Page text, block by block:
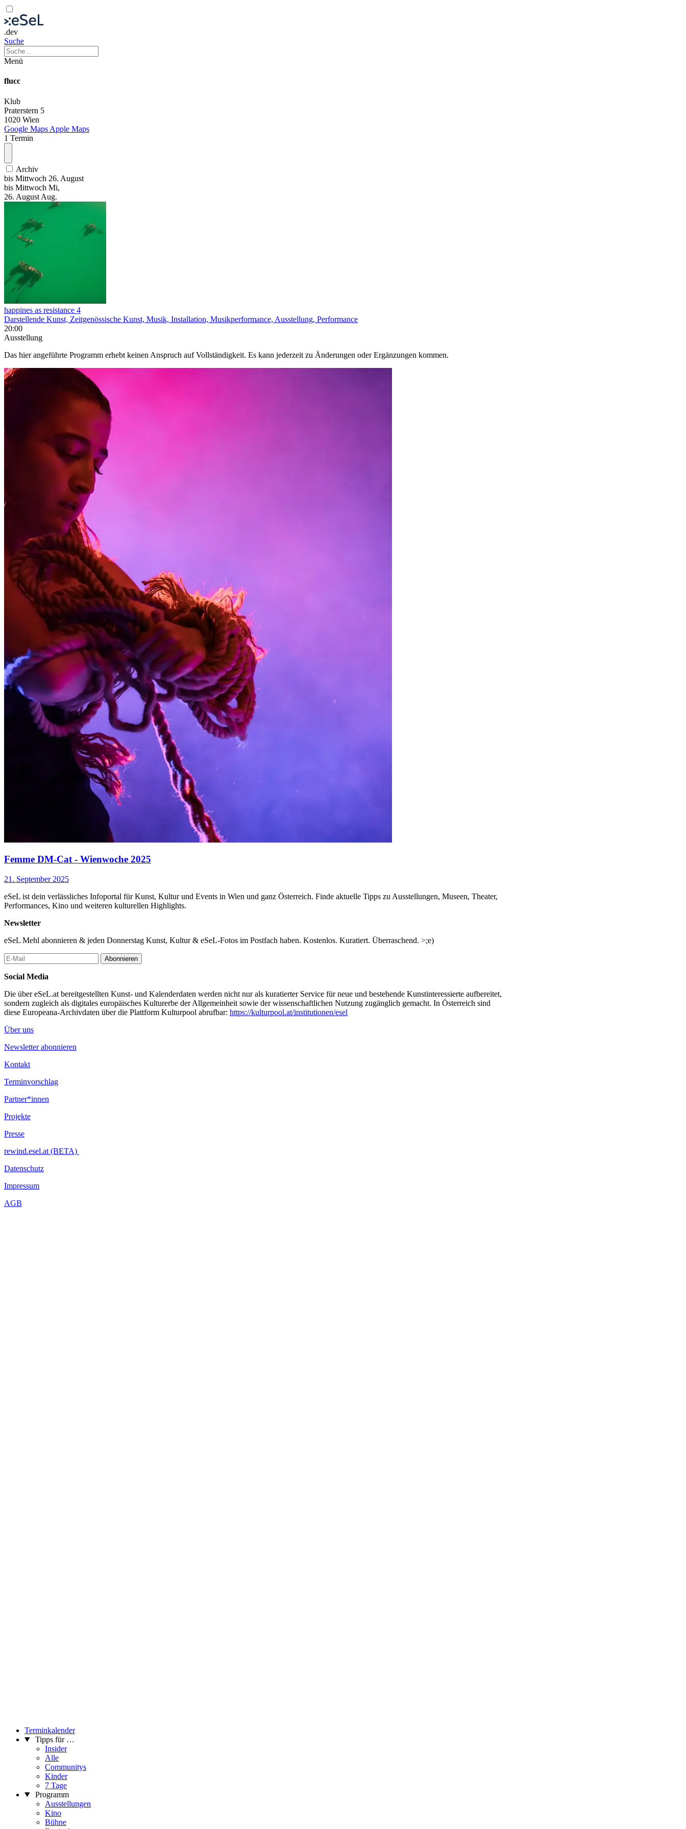
.dev
Suche
Menü
flucc
Klub
Praterstern 5
1020 Wien
Google Maps Apple Maps
1 Termin
Archiv
bis Mittwoch 26. August
bis Mittwoch Mi,
26. August Aug.
happines as resistance 4
Darstellende Kunst, Zeitgenössische Kunst, Musik, Installation, Musikperformance, Ausstellung, Performance
20:00
Ausstellung
Das hier angeführte Programm erhebt keinen Anspruch auf Vollständigkeit. Es kann jederzeit zu Änderungen oder Ergänzungen kommen.
Femme DM-Cat - Wienwoche 2025
21. September 2025
eSeL ist dein verlässliches Infoportal für Kunst, Kultur und Events in Wien und ganz Österreich. Finde aktuelle Tipps zu Ausstellungen, Museen, Theater,
Performances, Kino und weiteren kulturellen Highlights.
Newsletter
eSeL Mehl abonnieren & jeden Donnerstag Kunst, Kultur & eSeL-Fotos im Postfach haben. Kostenlos. Kuratiert. Überraschend. >;e)
Abonnieren
Social Media
Die über eSeL.at bereitgestellten Kunst- und Kalenderdaten werden nicht nur als kuratierter Service für neue und bestehende Kunstinteressierte aufbereitet,
sondern zugleich als digitales europäisches Kulturerbe der Allgemeinheit sowie der wissenschaftlichen Nutzung zugänglich gemacht. In Österreich sind
diese Europeana-Archivdaten über die Plattform Kulturpool abrufbar: https://kulturpool.at/institutionen/esel
Über uns
Newsletter abonnieren
Kontakt
Terminvorschlag
Partner*innen
Projekte
Presse
rewind.esel.at (BETA)
Datenschutz
Impressum
AGB
Terminkalender
Tipps für …
Insider
Alle
Communitys
Kinder
7 Tage
Programm
Ausstellungen
Kino
Bühne